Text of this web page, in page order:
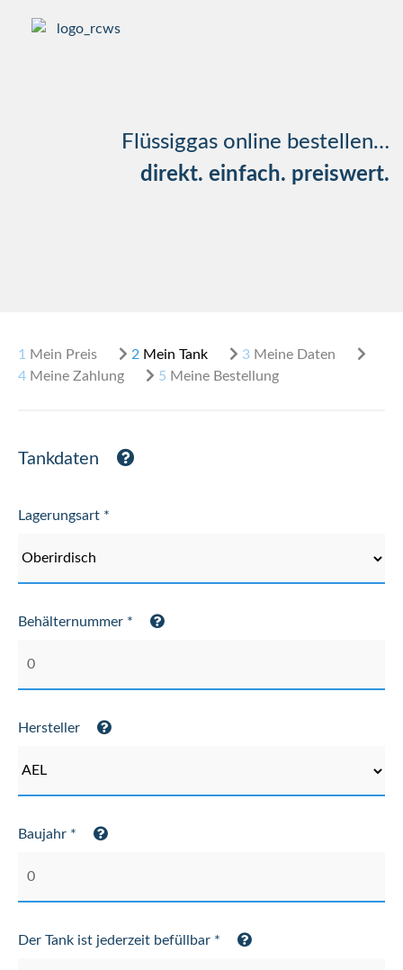
Flüssiggas online bestellen…
direkt. einfach. preiswert.
1 Mein Preis 2 Mein Tank 3 Meine Daten
4 Meine Zahlung 5 Meine Bestellung
Tankdaten
Lagerungsart *
Behälternummer *
Hersteller
Baujahr *
Der Tank ist jederzeit befüllbar *